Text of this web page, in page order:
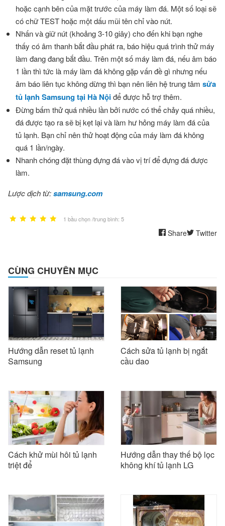
hoặc cạnh bên của mặt trước của máy làm đá. Một số loại sẽ
có chữ TEST hoặc một dấu mũi tên chỉ vào nút.
Nhấn và giữ nút (khoảng 3-10 giây) cho đến khi bạn nghe
thấy có âm thanh bắt đầu phát ra, báo hiệu quá trình thử máy
làm đang đang bắt đầu. Trên một số máy làm đá, nếu âm báo
1 lần thì tức là máy làm đá không gặp vấn đề gì nhưng nếu
âm báo liên tục không dừng thì bạn nên liên hệ trung tâm sửa
tủ lạnh Samsung tại Hà Nộiđể được hỗ trợ thêm.
Đừng bấm thử quá nhiều lần bởi nước có thể chảy quá nhiều,
đá được tạo ra sẽ bị kẹt lại và làm hư hỏng máy làm đá của
tủ lạnh. Bạn chỉ nên thử hoạt động của máy làm đá không
quá 1 lần/ngày.
Nhanh chóng đặt thùng đựng đá vào vị trí để đựng đá được
làm.
Lược dịch từ:samsung.com
1 bầu chọn /trung bình: 5
Share Twitter
CÙNG CHUYÊN MỤC
Hướng dẫn reset tủ lạnh
Samsung
Cách sửa tủ lạnh bị ngắt
cầu dao
Cách khử mùi hôi tủ lạnh
triệt để
Hướng dẫn thay thế bộ lọc
không khí tủ lạnh LG